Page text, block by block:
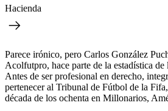
Hacienda
Parece irónico, pero Carlos González
Acolfutpro, hace parte de la estadística
Antes de ser profesional en derecho,
pertenecer al Tribunal de Fútbol de la
década de los ochenta en Millonarios,